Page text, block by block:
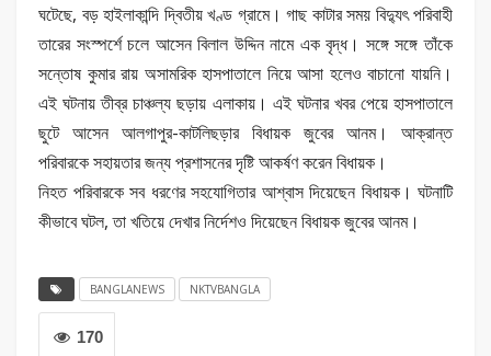
ঘটেছে, বড় হাইলাকান্দি দ্বিতীয় খণ্ড গ্রামে। গাছ কাটার সময় বিদ্যুৎ পরিবাহী
তারের সংস্পর্শে চলে আসেন বিলাল উদ্দিন নামে এক বৃদ্ধ। সঙ্গে সঙ্গে তাঁকে
সন্তোষ কুমার রায় অসামরিক হাসপাতালে নিয়ে আসা হলেও বাচানো যায়নি।
এই ঘটনায় তীব্র চাঞ্চল্য ছড়ায় এলাকায়। এই ঘটনার খবর পেয়ে হাসপাতালে
ছুটে আসেন আলগাপুর-কাটলিছড়ার বিধায়ক জুবের আনম। আক্রান্ত
পরিবারকে সহায়তার জন্য প্রশাসনের দৃষ্টি আকর্ষণ করেন বিধায়ক।
নিহত পরিবারকে সব ধরণের সহযোগিতার আশ্বাস দিয়েছেন বিধায়ক। ঘটনাটি
কীভাবে ঘটল, তা খতিয়ে দেখার নির্দেশও দিয়েছেন বিধায়ক জুবের আনম।
BANGLANEWS NKTVBANGLA
170